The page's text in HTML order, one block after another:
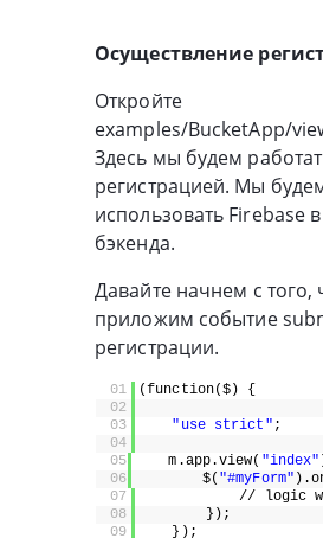
Осуществление
Откройте
examples/BucketApp/
Здесь мы будем
регистрацией. Мы
использовать Firebase
бэкенда.
Давайте начнем с того,
приложим событие
регистрации.
01
(function($) {
02
03
"use strict" ;
04
05
m.app.view( "index"
06
$( "#myForm"
07
// logic
08
});
09
});